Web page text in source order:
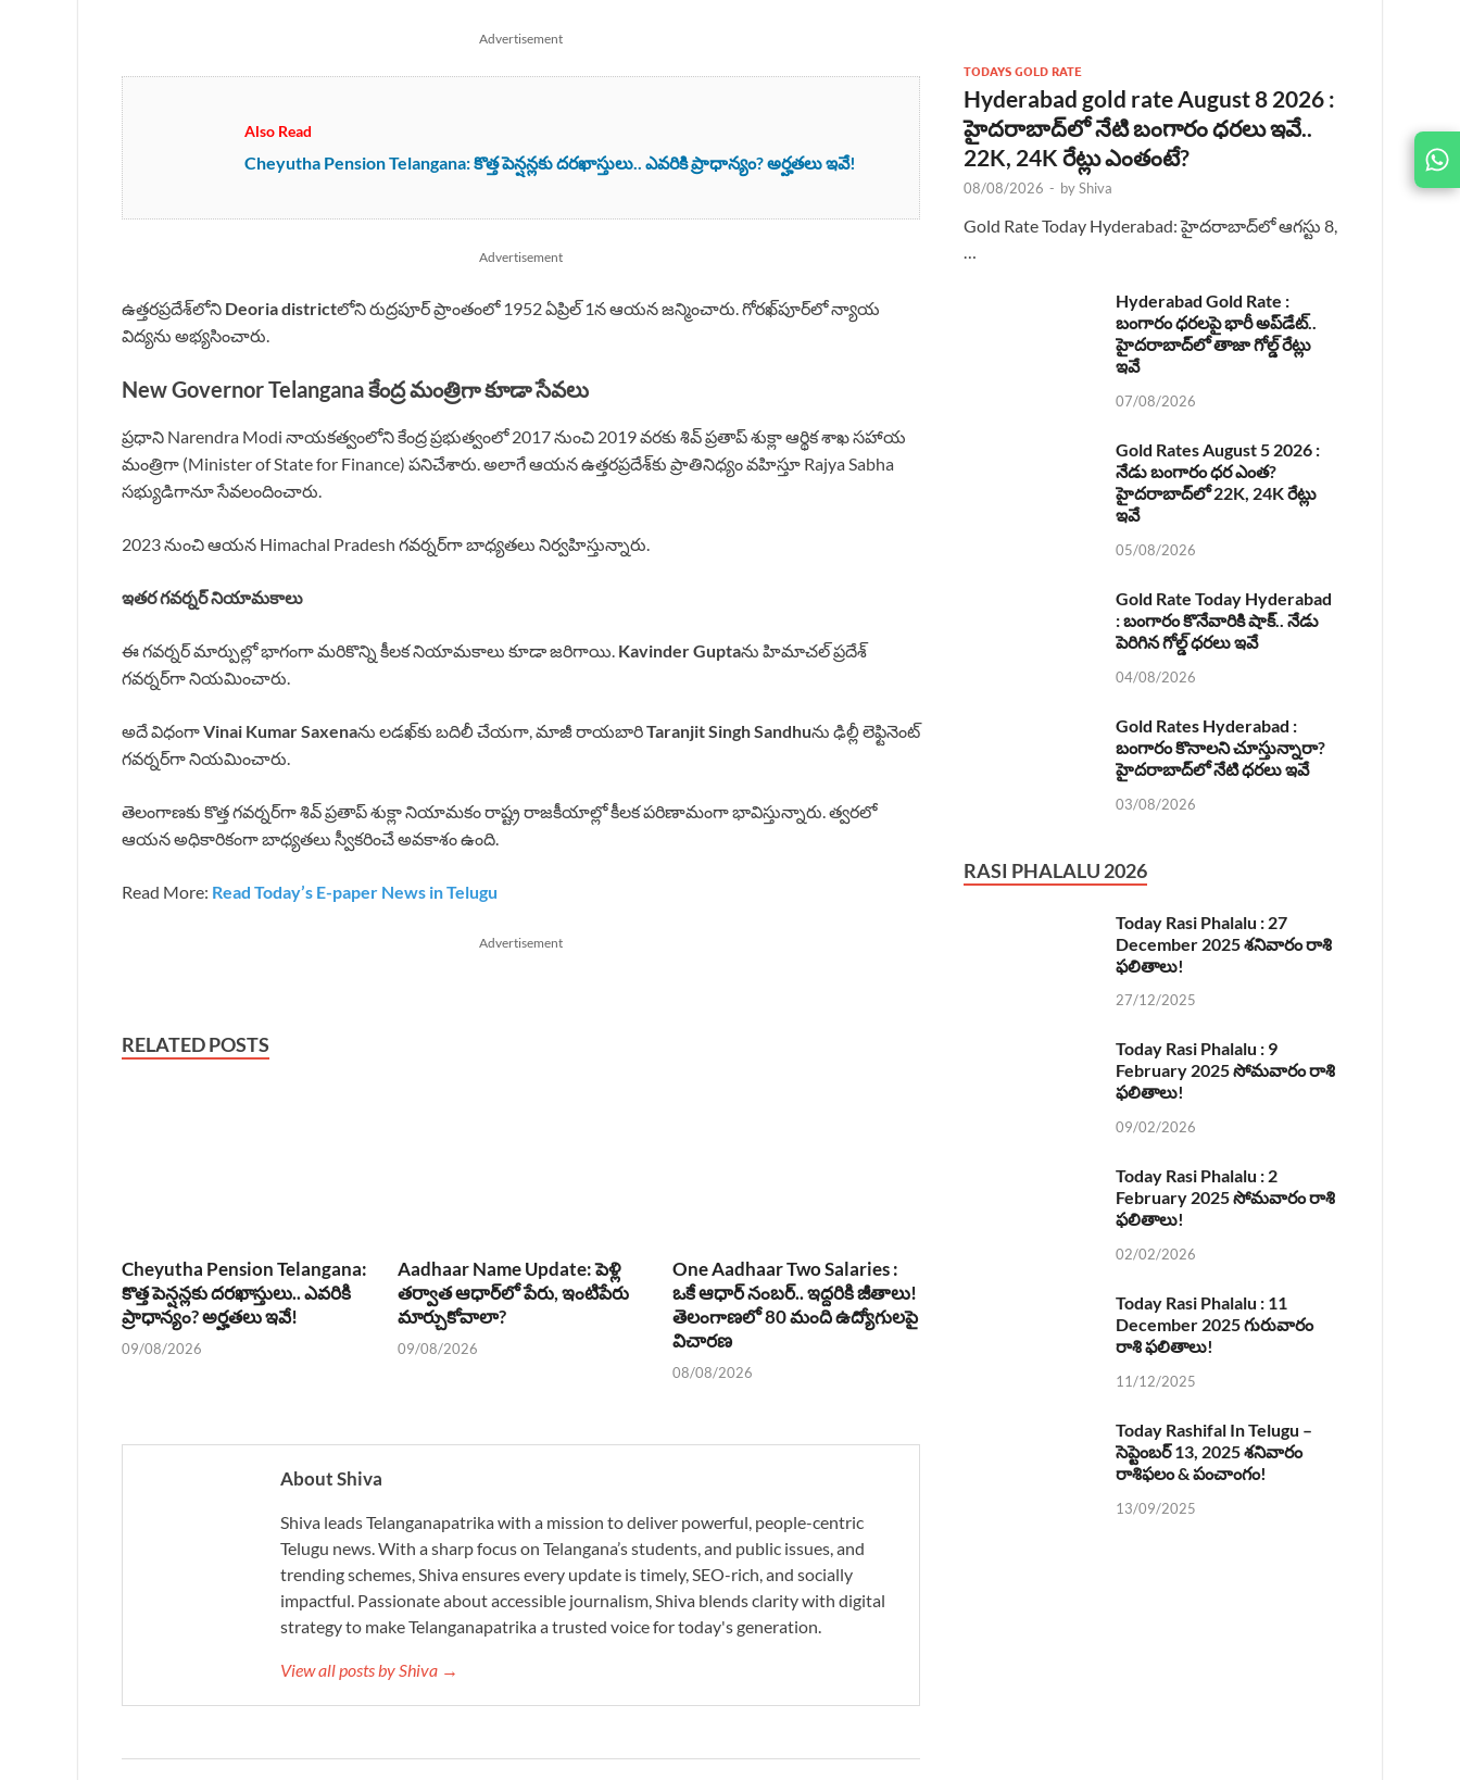
JOIN
US ON
Advertisement
Also Read
Cheyutha Pension Telangana: కొత్త పెన్షన్లకు దరఖాస్తులు.. ఎవరికి ప్రాధాన్యం? అర్హతలు ఇవే!
Advertisement
ఉత్తరప్రదేశ్‌లోని Deoria districtలోని రుద్రపూర్ ప్రాంతంలో 1952 ఏప్రిల్ 1న ఆయన జన్మించారు. గోరఖ్‌పూర్‌లో న్యాయ
విద్యను అభ్యసించారు.
New Governor Telanganaకేంద్ర మంత్రిగా కూడా సేవలు
ప్రధాని Narendra Modi నాయకత్వంలోని కేంద్ర ప్రభుత్వంలో 2017 నుంచి 2019 వరకు శివ్ ప్రతాప్ శుక్లా ఆర్థిక శాఖ సహాయ
మంత్రిగా (Minister of State for Finance) పనిచేశారు. అలాగే ఆయన ఉత్తరప్రదేశ్‌కు ప్రాతినిధ్యం వహిస్తూ Rajya Sabha
సభ్యుడిగానూ సేవలందించారు.
2023 నుంచి ఆయన Himachal Pradesh గవర్నర్‌గా బాధ్యతలు నిర్వహిస్తున్నారు.
ఇతర గవర్నర్ నియామకాలు
ఈ గవర్నర్ మార్పుల్లో భాగంగా మరికొన్ని కీలక నియామకాలు కూడా జరిగాయి. Kavinder Guptaను హిమాచల్ ప్రదేశ్
గవర్నర్‌గా నియమించారు.
అదే విధంగాVinai Kumar Saxenaను లడఖ్‌కు బదిలీ చేయగా, మాజీ రాయబారిTaranjit Singh Sandhuను ఢిల్లీ లెఫ్టినెంట్
గవర్నర్‌గా నియమించారు.
తెలంగాణకు కొత్త గవర్నర్‌గా శివ్ ప్రతాప్ శుక్లా నియామకం రాష్ట్ర రాజకీయాల్లో కీలక పరిణామంగా భావిస్తున్నారు. త్వరలో
ఆయన అధికారికంగా బాధ్యతలు స్వీకరించే అవకాశం ఉంది.
Read More: Read Today’s E-paper News in Telugu
Advertisement
RELATED POSTS
Cheyutha Pension Telangana:
కొత్త పెన్షన్లకు దరఖాస్తులు.. ఎవరికి
ప్రాధాన్యం? అర్హతలు ఇవే!
09/08/2026
Aadhaar Name Update: పెళ్లి
తర్వాత ఆధార్‌లో పేరు, ఇంటిపేరు
మార్చుకోవాలా?
09/08/2026
One Aadhaar Two Salaries :
ఒకే ఆధార్ నంబర్.. ఇద్దరికి జీతాలు!
తెలంగాణలో 80 మంది ఉద్యోగులపై
విచారణ
08/08/2026
About Shiva
Shiva leads Telanganapatrika with a mission to deliver powerful, people-centric
Telugu news. With a sharp focus on Telangana’s students, and public issues, and
trending schemes, Shiva ensures every update is timely, SEO-rich, and socially
impactful. Passionate about accessible journalism, Shiva blends clarity with digital
strategy to make Telanganapatrika a trusted voice for today's generation.
View all posts by Shiva →
TODAYS GOLD RATE
Hyderabad gold rate August 8 2026 :
హైదరాబాద్‌లో నేటి బంగారం ధరలు ఇవే..
22K, 24K రేట్లు ఎంతంటే?
08/08/2026 - byShiva
Gold Rate Today Hyderabad: హైదరాబాద్‌లో ఆగస్టు 8,
…
Hyderabad Gold Rate :
బంగారం ధరలపై భారీ అప్‌డేట్..
హైదరాబాద్‌లో తాజా గోల్డ్ రేట్లు
ఇవే
07/08/2026
Gold Rates August 5 2026 :
నేడు బంగారం ధర ఎంత?
హైదరాబాద్‌లో 22K, 24K రేట్లు
ఇవే
05/08/2026
Gold Rate Today Hyderabad
: బంగారం కొనేవారికి షాక్.. నేడు
పెరిగిన గోల్డ్ ధరలు ఇవే
04/08/2026
Gold Rates Hyderabad :
బంగారం కొనాలని చూస్తున్నారా?
హైదరాబాద్‌లో నేటి ధరలు ఇవే
03/08/2026
RASI PHALALU 2026
Today Rasi Phalalu : 27
December 2025 శనివారం రాశి
ఫలితాలు!
27/12/2025
Today Rasi Phalalu : 9
February 2025 సోమవారం రాశి
ఫలితాలు!
09/02/2026
Today Rasi Phalalu : 2
February 2025 సోమవారం రాశి
ఫలితాలు!
02/02/2026
Today Rasi Phalalu : 11
December 2025 గురువారం
రాశి ఫలితాలు!
11/12/2025
Today Rashifal In Telugu –
సెప్టెంబర్ 13, 2025 శనివారం
రాశిఫలం & పంచాంగం!
13/09/2025